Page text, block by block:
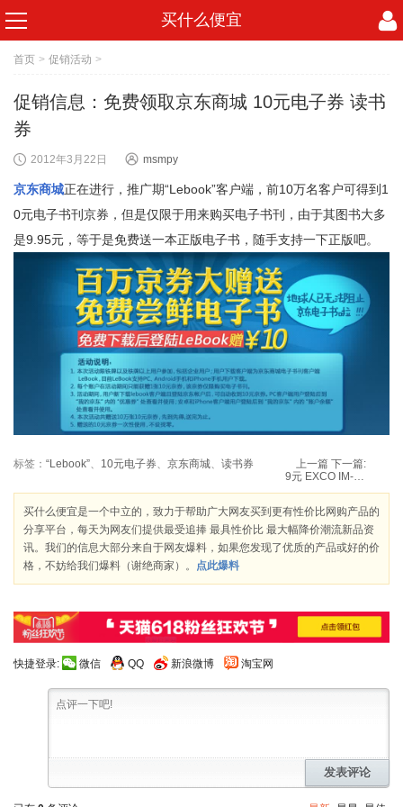
买什么便宜
首页 > 促销活动 >
促销信息：免费领取京东商城 10元电子券 读书
券
2012年3月22日 msmpy
京东商城正在进行，推广期“Lebook”客户端，前10万名客户可得到1
0元电子书刊京券，但是仅限于用来购买电子书刊，由于其图书大多
是9.95元，等于是免费送一本正版电子书，随手支持一下正版吧。
标签： “Lebook” 10元电子券 京东商城 读书券 上一篇 下一篇:
买什么便宜是一个中立的，致力于帮助广大网友买到更有性价比网购产品的
分享平台，每天为网友们提供最受追捧 最具性价比 最大幅降价潮流新品资
讯。我们的信息大部分来自于网友爆料，如果您发现了优质的产品或好的价
格，不妨给我们爆料（谢绝商家）。
点此爆料
快捷登录: 微信 QQ 新浪微博 淘宝网
发表评论